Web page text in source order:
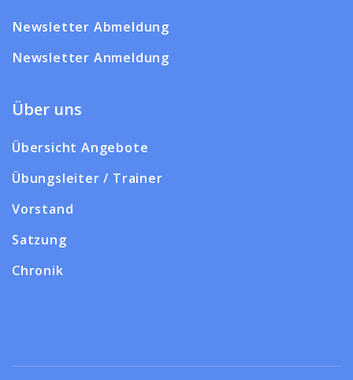
Newsletter Abmeldung
Newsletter Anmeldung
Über uns
Übersicht Angebote
Übungsleiter / Trainer
Vorstand
Satzung
Chronik